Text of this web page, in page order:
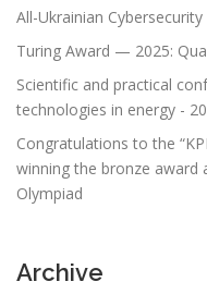
All-Ukrainian
Turing Award — 2025:
Scientific and practical
technologies in energy -
Congratulations to the
winning the bronze award
Olympiad
Archive